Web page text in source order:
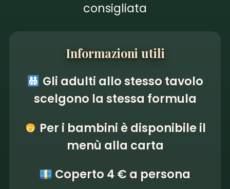
consigliata
Informazioni utili
Gli adulti allo stesso tavolo
scelgono la stessa formula
Per i bambini è disponibile il
menù alla carta
Coperto 4 € a persona